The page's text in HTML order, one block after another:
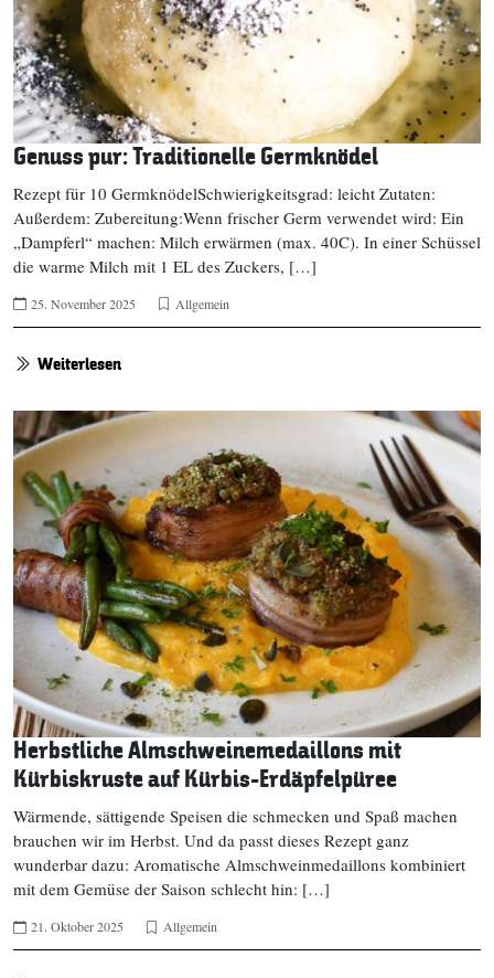
Genuss pur: Traditionelle Germknödel
Rezept für 10 GermknödelSchwierigkeitsgrad: leicht Zutaten:
Außerdem: Zubereitung:Wenn frischer Germ verwendet wird: Ein
„Dampferl“ machen: Milch erwärmen (max. 40C). In einer Schüssel
die warme Milch mit 1 EL des Zuckers, […]
25. November 2025 Allgemein
Weiterlesen
Herbstliche Almschweinemedaillons mit
Kürbiskruste auf Kürbis-Erdäpfelpüree
Wärmende, sättigende Speisen die schmecken und Spaß machen
brauchen wir im Herbst. Und da passt dieses Rezept ganz
wunderbar dazu: Aromatische Almschweinmedaillons kombiniert
mit dem Gemüse der Saison schlecht hin: […]
21. Oktober 2025 Allgemein